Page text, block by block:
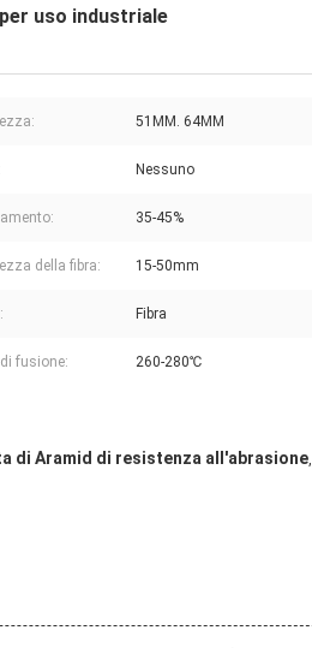
uso industriale
51MM. 64MM
Nessuno
35-45%
della fibra: 15-50mm
Fibra
fusione: 260-280℃
di Aramid di resistenza all'abrasione,